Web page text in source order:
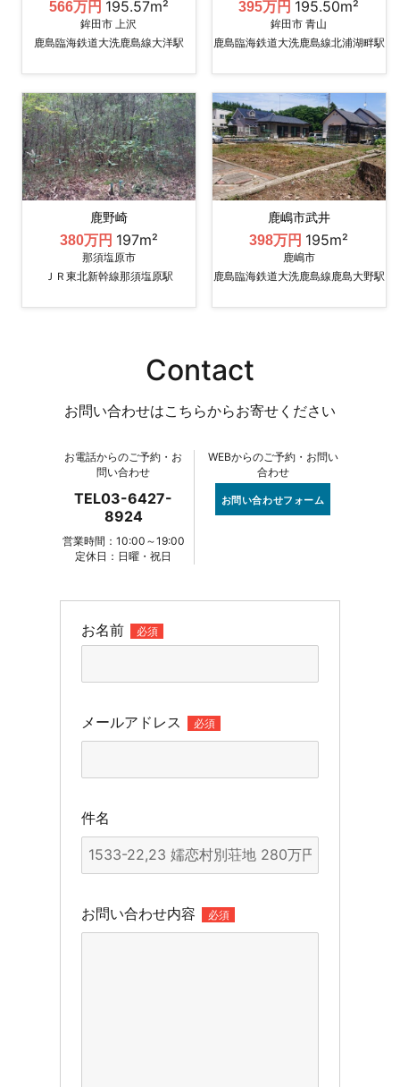
566万円 195.57m²
鉾田市 上沢
鹿島臨海鉄道大洗鹿島線大洋駅
395万円 195.50m²
鉾田市 青山
鹿島臨海鉄道大洗鹿島線北浦湖畔駅
鹿野崎
380万円 197m²
那須塩原市
ＪＲ東北新幹線那須塩原駅
鹿嶋市武井
398万円 195m²
鹿嶋市
鹿島臨海鉄道大洗鹿島線鹿島大野駅
Contact
お問い合わせはこちらからお寄せください
お電話からのご予約・お
問い合わせ
TEL03-6427-
8924
営業時間：10:00～19:00
定休日：日曜・祝日
WEBからのご予約・お問い
合わせ
お問い合わせフォーム
お名前 必須
メールアドレス 必須
件名
お問い合わせ内容 必須